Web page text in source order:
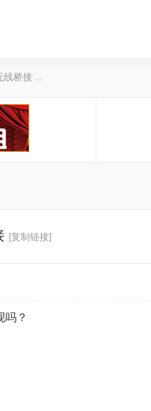
桥接 ...
[复制链接]
吗？